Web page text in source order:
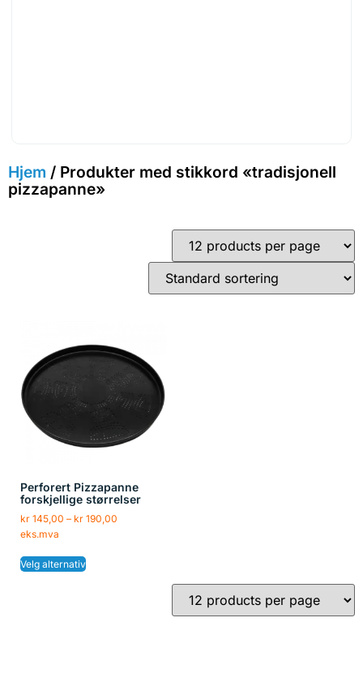
Hjem / Produkter med stikkord «tradisjonell
pizzapanne»
Perforert Pizzapanne
forskjellige størrelser
kr 145,00 – kr 190,00
eks.mva
Velg alternativ